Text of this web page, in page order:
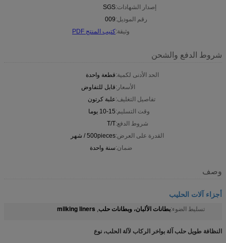
إصدار الشهادات:SGS
رقم الموديل:009
وثيقة:كتيب المنتج PDF
شروط الدفع والشحن
الحد الأدنى لكمية:قطعة واحدة
الأسعار:قابل للتفاوض
تفاصيل التغليف:علبة كرتون
وقت التسليم:10-15 يوما
شروط الدفع:T/T
القدرة على العرض:500pieces / شهر
ضمان:سنة واحدة
وصف
أجزاء آلات الحليب
تسليط الضوء:بطانات الألبان، وبطانات حلب,
milking liners
النظافة طويل حلب آلة بواخر الركاب لآلة الحلب، نوع